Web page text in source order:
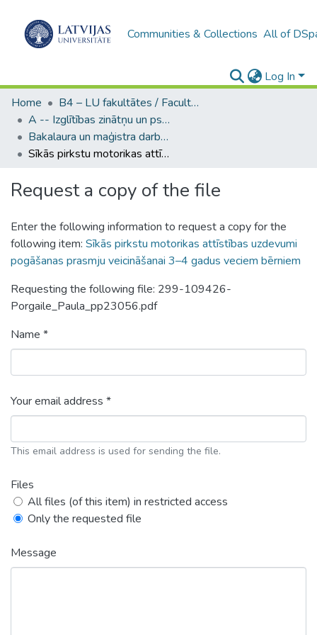
Communities & Collections All of
Log In
Home
B4 – LU fakultātes / Faculties of the UL
A -- Izglītības zinātņu un psiholoģijas fakultāte / Faculty of Education Sciences and Psychology
Bakalaura un maģistra darbi (PPMF) / Bachelor's and Master's theses
Sīkās pirkstu motorikas attīstības uzdevumi pogāšanas prasmju veicināšanai 3–4 gadus veciem bērniem
Request a copy of the file
Enter the following information to request a copy for the
following item: Sīkās pirkstu motorikas attīstības uzdevumi
pogāšanas prasmju veicināšanai 3–4 gadus veciem bērniem
Requesting the following file: 299-109426-
Porgaile_Paula_pp23056.pdf
Name *
Your email address *
This email address is used for sending the file.
Files
All files (of this item) in restricted access
Only the requested file
Message